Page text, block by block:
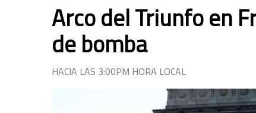
Arco del Triunfo en
de bomba
HACIA LAS 3:00PM HORA LOCAL